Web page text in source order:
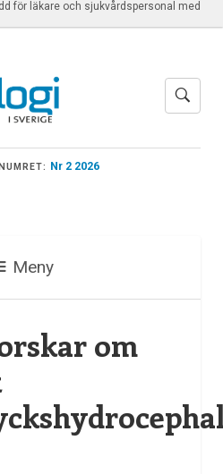
för läkare och sjukvårdspersonal med
Nr 2 2026
Meny
om